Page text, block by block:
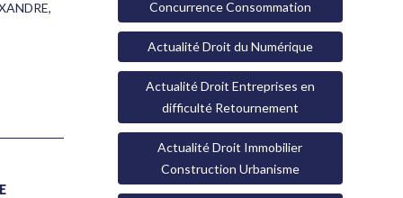
,
Concurrence Consommation
Actualité Droit du Numérique
Actualité Droit Entreprises en
difficulté Retournement
Actualité Droit Immobilier
Construction Urbanisme